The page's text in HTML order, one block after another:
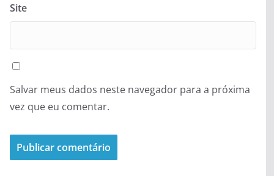
Site
Salvar meus dados neste navegador para a próxima
vez que eu comentar.